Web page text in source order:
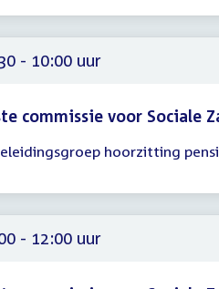
- 10:00 uur
commissie voor Sociale
hoorzitting
- 12:00 uur